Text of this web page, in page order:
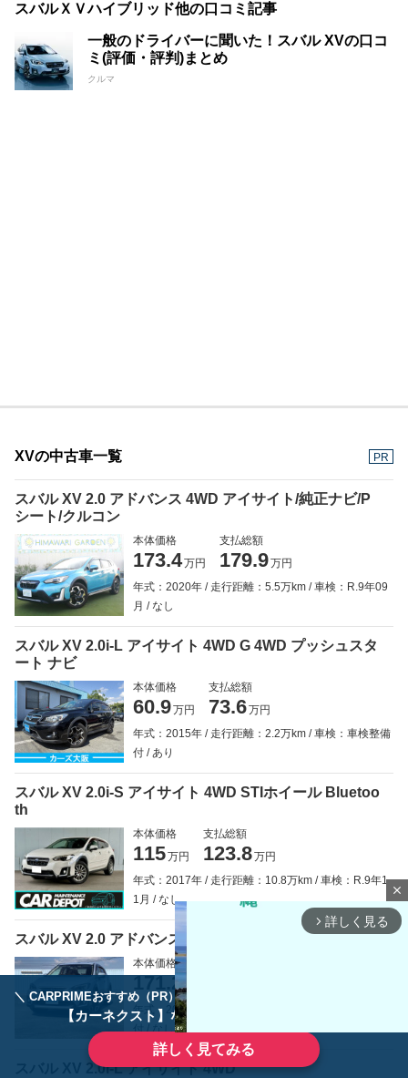
＼ CARPRIMEおすすめ（PR） ／
【カーネクスト】ならどんなクルマも高価買取
詳しく見てみる
スバルＸＶハイブリッド他の口コミ記事
一般のドライバーに聞いた！スバル XVの口コ
ミ(評価・評判)まとめ
クルマ
XVの中古車一覧 PR
スバル XV 2.0 アドバンス 4WD アイサイト/純正ナビ/P
シート/クルコン
本体価格
173.4万円
支払総額
179.9万円
年式：2020年
走行距離：5.5万km
車検：R.9年09
月
なし
スバル XV 2.0i-L アイサイト 4WD G 4WD プッシュスタ
ート ナビ
本体価格
60.9万円
支払総額
73.6万円
年式：2015年
走行距離：2.2万km
車検：車検整備
付
あり
スバル XV 2.0i-S アイサイト 4WD STIホイール Bluetoo
th
本体価格
115万円
支払総額
123.8万円
年式：2017年
走行距離：10.8万km
車検：R.9年1
1月
なし
スバル XV 2.0 アドバンス 4WD
本体価格
171.2万円
年式：2019年
付
なし
スバル XV 2.0i-L アイサイト 4WD
close
arrow_forward_ios 詳しく見る